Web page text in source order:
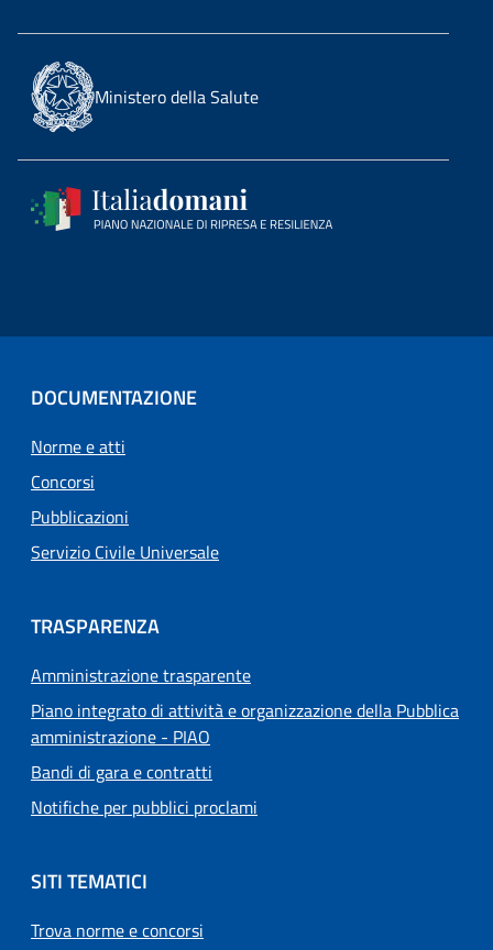
Ministero della Salute
DOCUMENTAZIONE
Norme e atti
Concorsi
Pubblicazioni
Servizio Civile Universale
TRASPARENZA
Amministrazione trasparente
Piano integrato di attività e organizzazione della Pubblica
amministrazione - PIAO
Bandi di gara e contratti
Notifiche per pubblici proclami
SITI TEMATICI
Trova norme e concorsi